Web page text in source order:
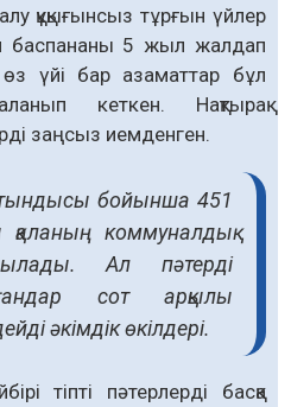
құқығынсыз тұрғын үйлер
баспананы 5 жыл жалдап
үйі бар азаматтар бұл
кеткен. Нақтырақ
заңсыз иемденген.
бойынша 451
қаланың коммуналдық
Ал пәтерді
сот арқылы
әкімдік өкілдері.
тіпті пәтерлерді басқа